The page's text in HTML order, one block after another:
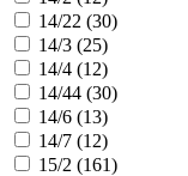
14/22 (30)
14/3 (25)
14/4 (12)
14/44 (30)
14/6 (13)
14/7 (12)
15/2 (161)